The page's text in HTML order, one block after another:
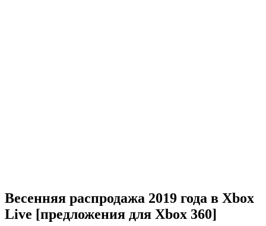
Весенняя распродажа 2019 года в Xbox
Live [предложения для Xbox 360]